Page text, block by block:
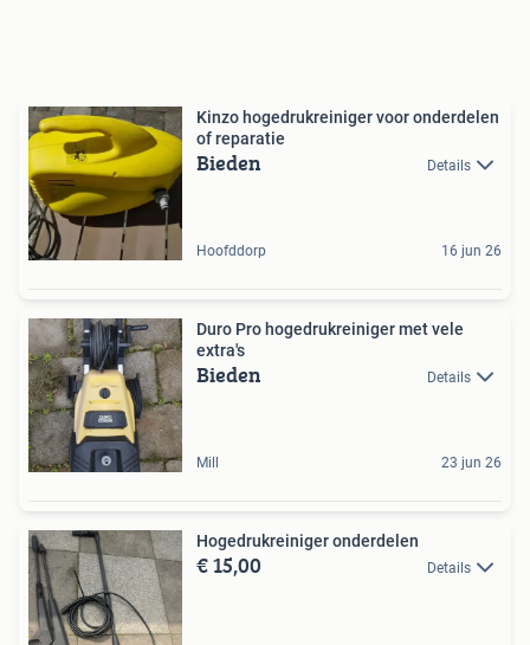
Kinzo hogedrukreiniger voor onderdelen
of reparatie
Bieden Details
Hoofddorp 16 jun 26
Duro Pro hogedrukreiniger met vele
extra's
Bieden Details
Mill 23 jun 26
Hogedrukreiniger onderdelen
€ 15,00 Details